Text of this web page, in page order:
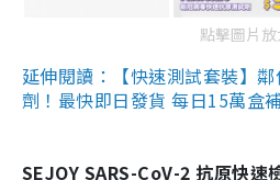
點擊圖片放
延伸閱讀：【快速測試套裝】
劑！最快即日發貨 每日15萬盒
SEJOY SARS-CoV-2 抗原快速